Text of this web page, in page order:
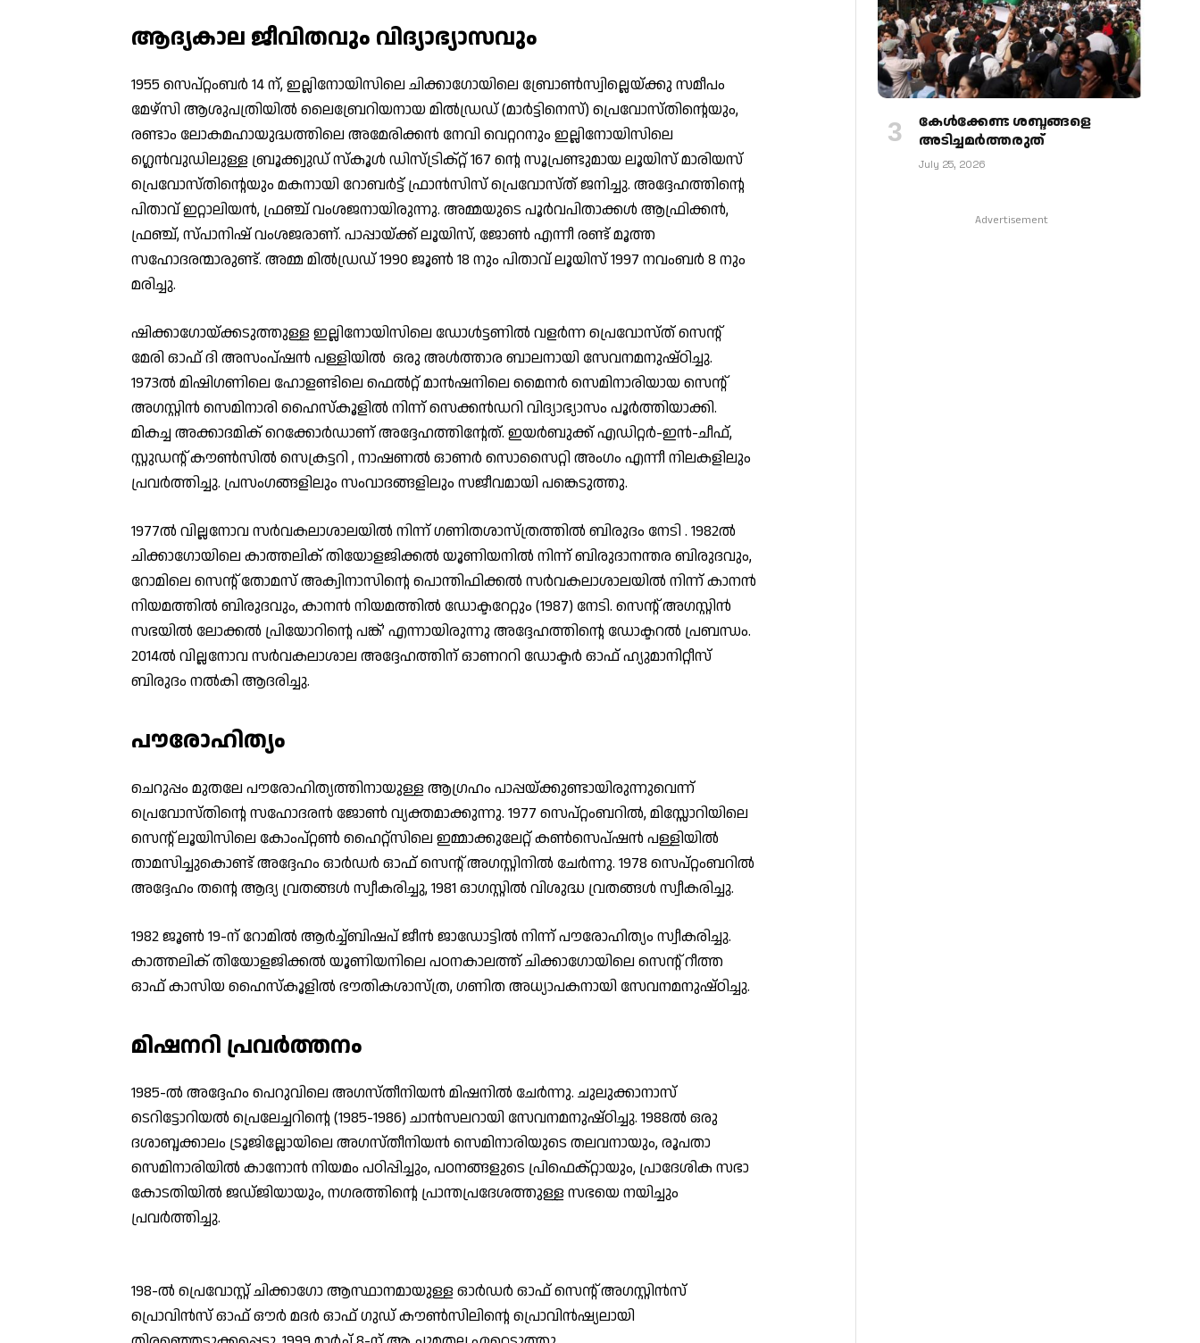
ആദ്യകാല ജീവിതവും വിദ്യാഭ്യാസവും
1955 സെപ്റ്റംബര്‍ 14 ന്, ഇല്ലിനോയിസിലെ ചിക്കാഗോയിലെ ബ്രോണ്‍സ്വില്ലെയ്ക്കു സമീപം
മേഴ്സി ആശുപത്രിയില്‍ ലൈബ്രേറിയനായ മില്‍ഡ്രഡ് (മാര്‍ട്ടിനെസ്) പ്രെവോസ്തിന്റെയും,
രണ്ടാം ലോകമഹായുദ്ധത്തിലെ അമേരിക്കന്‍ നേവി വെറ്ററനും ഇല്ലിനോയിസിലെ
ഗ്ലെന്‍വുഡിലുള്ള ബ്രൂക്ക്വുഡ് സ്‌കൂള്‍ ഡിസ്ട്രിക്റ്റ് 167 ന്റെ സൂപ്രണ്ടുമായ ലൂയിസ് മാരിയസ്
പ്രെവോസ്തിന്റെയും മകനായി റോബര്‍ട്ട് ഫ്രാന്‍സിസ് പ്രെവോസ്ത് ജനിച്ചു. അദ്ദേഹത്തിന്റെ
പിതാവ് ഇറ്റാലിയന്‍, ഫ്രഞ്ച് വംശജനായിരുന്നു. അമ്മയുടെ പൂര്‍വപിതാക്കള്‍ ആഫ്രിക്കന്‍,
ഫ്രഞ്ച്, സ്പാനിഷ് വംശജരാണ്. പാപ്പായ്ക്ക് ലൂയിസ്, ജോണ്‍ എന്നീ രണ്ട് മൂത്ത
സഹോദരന്മാരുണ്ട്. അമ്മ മില്‍ഡ്രഡ് 1990 ജൂണ്‍ 18 നും പിതാവ് ലൂയിസ് 1997 നവംബര്‍ 8 നും
മരിച്ചു.
ഷിക്കാഗോയ്ക്കടുത്തുള്ള ഇല്ലിനോയിസിലെ ഡോള്‍ട്ടണില്‍ വളര്‍ന്ന പ്രെവോസ്ത് സെന്റ്
മേരി ഓഫ് ദി അസംപ്ഷന്‍ പള്ളിയില്‍ ഒരു അള്‍ത്താര ബാലനായി സേവനമനുഷ്ഠിച്ചു.
1973ല്‍ മിഷിഗണിലെ ഹോളണ്ടിലെ ഫെല്‍റ്റ് മാന്‍ഷനിലെ മൈനര്‍ സെമിനാരിയായ സെന്റ്
അഗസ്റ്റിന്‍ സെമിനാരി ഹൈസ്‌കൂളില്‍ നിന്ന് സെക്കന്‍ഡറി വിദ്യാഭ്യാസം പൂര്‍ത്തിയാക്കി.
മികച്ച അക്കാദമിക് റെക്കോര്‍ഡാണ് അദ്ദേഹത്തിന്റേത്. ഇയര്‍ബുക്ക് എഡിറ്റര്‍-ഇന്‍-ചീഫ്,
സ്റ്റുഡന്റ് കൗണ്‍സില്‍ സെക്രട്ടറി , നാഷണല്‍ ഓണര്‍ സൊസൈറ്റി അംഗം എന്നീ നിലകളിലും
പ്രവര്‍ത്തിച്ചു. പ്രസംഗങ്ങളിലും സംവാദങ്ങളിലും സജീവമായി പങ്കെടുത്തു.
1977ല്‍ വില്ലനോവ സര്‍വകലാശാലയില്‍ നിന്ന് ഗണിതശാസ്ത്രത്തില്‍ ബിരുദം നേടി . 1982ല്‍
ചിക്കാഗോയിലെ കാത്തലിക് തിയോളജിക്കല്‍ യൂണിയനില്‍ നിന്ന് ബിരുദാനന്തര ബിരുദവും,
റോമിലെ സെന്റ് തോമസ് അക്വിനാസിന്റെ പൊന്തിഫിക്കല്‍ സര്‍വകലാശാലയില്‍ നിന്ന് കാനന്‍
നിയമത്തില്‍ ബിരുദവും, കാനന്‍ നിയമത്തില്‍ ഡോക്ടറേറ്റും (1987) നേടി. സെന്റ് അഗസ്റ്റിന്‍
സഭയില്‍ ലോക്കല്‍ പ്രിയോറിന്റെ പങ്ക്’ എന്നായിരുന്നു അദ്ദേഹത്തിന്റെ ഡോക്ടറല്‍ പ്രബന്ധം.
2014ല്‍ വില്ലനോവ സര്‍വകലാശാല അദ്ദേഹത്തിന് ഓണററി ഡോക്ടര്‍ ഓഫ് ഹ്യുമാനിറ്റീസ്
ബിരുദം നല്‍കി ആദരിച്ചു.
പൗരോഹിത്യം
ചെറുപ്പം മുതലേ പൗരോഹിത്യത്തിനായുള്ള ആഗ്രഹം പാപ്പയ്ക്കുണ്ടായിരുന്നുവെന്ന്
പ്രെവോസ്തിന്റെ സഹോദരന്‍ ജോണ്‍ വ്യക്തമാക്കുന്നു. 1977 സെപ്റ്റംബറില്‍, മിസ്സോറിയിലെ
സെന്റ് ലൂയിസിലെ കോംപ്റ്റണ്‍ ഹൈറ്റ്‌സിലെ ഇമ്മാക്കുലേറ്റ് കണ്‍സെപ്ഷന്‍ പള്ളിയില്‍
താമസിച്ചുകൊണ്ട് അദ്ദേഹം ഓര്‍ഡര്‍ ഓഫ് സെന്റ് അഗസ്റ്റിനില്‍ ചേര്‍ന്നു. 1978 സെപ്റ്റംബറില്‍
അദ്ദേഹം തന്റെ ആദ്യ വ്രതങ്ങള്‍ സ്വീകരിച്ചു, 1981 ഓഗസ്റ്റില്‍ വിശുദ്ധ വ്രതങ്ങള്‍ സ്വീകരിച്ചു.
1982 ജൂണ്‍ 19-ന് റോമില്‍ ആര്‍ച്ച്ബിഷപ് ജീന്‍ ജാഡോട്ടില്‍ നിന്ന് പൗരോഹിത്യം സ്വീകരിച്ചു.
കാത്തലിക് തിയോളജിക്കല്‍ യൂണിയനിലെ പഠനകാലത്ത് ചിക്കാഗോയിലെ സെന്റ് റീത്ത
ഓഫ് കാസിയ ഹൈസ്‌കൂളില്‍ ഭൗതികശാസ്ത്ര, ഗണിത അധ്യാപകനായി സേവനമനുഷ്ഠിച്ചു.
മിഷനറി പ്രവര്‍ത്തനം
1985-ല്‍ അദ്ദേഹം പെറുവിലെ അഗസ്തീനിയന്‍ മിഷനില്‍ ചേര്‍ന്നു. ചുലുക്കാനാസ്
ടെറിട്ടോറിയല്‍ പ്രെലേച്ചറിന്റെ (1985-1986) ചാന്‍സലറായി സേവനമനുഷ്ഠിച്ചു. 1988ല്‍ ഒരു
ദശാബ്ദക്കാലം ട്രൂജില്ലോയിലെ അഗസ്തീനിയന്‍ സെമിനാരിയുടെ തലവനായും, രൂപതാ
സെമിനാരിയില്‍ കാനോന്‍ നിയമം പഠിപ്പിച്ചും, പഠനങ്ങളുടെ പ്രിഫെക്റ്റായും, പ്രാദേശിക സഭാ
കോടതിയില്‍ ജഡ്ജിയായും, നഗരത്തിന്റെ പ്രാന്തപ്രദേശത്തുള്ള സഭയെ നയിച്ചും
പ്രവര്‍ത്തിച്ചു.
198-ല്‍ പ്രെവോസ്റ്റ് ചിക്കാഗോ ആസ്ഥാനമായുള്ള ഓര്‍ഡര്‍ ഓഫ് സെന്റ് അഗസ്റ്റിന്‍സ്
പ്രൊവിന്‍സ് ഓഫ് ഔര്‍ മദര്‍ ഓഫ് ഗുഡ് കൗണ്‍സിലിന്റെ പ്രൊവിന്‍ഷ്യലായി
കേള്‍ക്കേണ്ട ശബ്ദങ്ങളെ
അടിച്ചമര്‍ത്തരുത്
July 25, 2026
Advertisement